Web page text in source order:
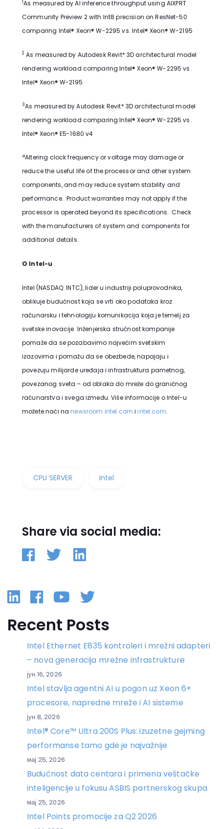
1As measured by AI inference throughput using AIXPRT
Community Preview 2 with Int8 precision on ResNet-50
comparing Intel® Xeon® W-2295 vs. Intel® Xeon® W-2195
2 As measured by Autodesk Revit* 3D architectural model
rendering workload comparing Intel® Xeon® W-2295 vs.
Intel® Xeon® W-2195
3As measured by Autodesk Revit* 3D architectural model
rendering workload comparing Intel® Xeon® W-2295 vs.
Intel® Xeon® E5-1680 v4
4Altering clock frequency or voltage may damage or
reduce the useful life of the processor and other system
components, and may reduce system stability and
performance. Product warranties may not apply if the
processor is operated beyond its specifications. Check
with the manufacturers of system and components for
additional details.
O Intel-u
Intel (NASDAQ: INTC), lider u industriji poluprovodnika,
oblikuje budućnost koja se vrti oko podataka kroz
računarsku i tehnologiju komunikacija koja je temelj za
svetske inovacije. Inženjerska stručnost kompanije
pomaže da se pozabavimo najvećim svetskim
izazovima i pomažu da se obezbede, napajaju i
povezuju milijarde uređaja i infrastruktura pametnog,
povezanog sveta – od oblaka do mreže do graničnog
računarstva i svega između. Više informacije o Intel-u
možete naći nanewsroom.intel.com iintel.com.
CPU SERVER Intel
Share via social media:
Linkedin
Facebook
YouTube
Twitter
Recent Posts
Intel Ethernet E835 kontroleri i mrežni adapteri
– nova generacija mrežne infrastrukture
јун 16, 2026
Intel stavlja agentni AI u pogon uz Xeon 6+
procesore, napredne mreže i AI sisteme
јун 8, 2026
Intel® Core™ Ultra 200S Plus: izuzetne gejming
performanse tamo gde je najvažnije
мај 25, 2026
Budućnost data centara i primena veštačke
inteligencije u fokusu ASBIS partnerskog skupa
мај 25, 2026
Intel Points promocije za Q2 2026